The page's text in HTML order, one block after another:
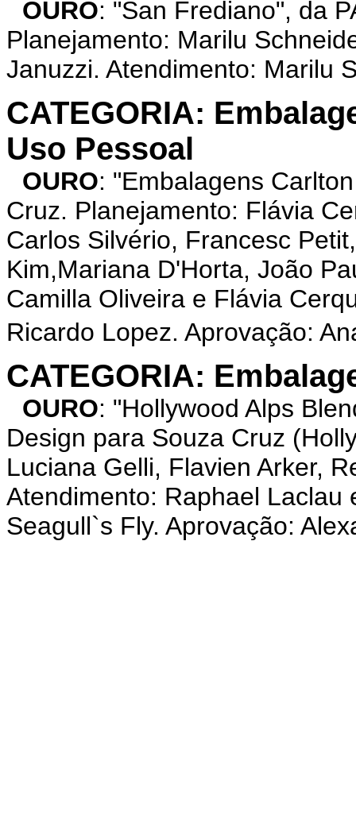
OURO: "San Frediano", da
Planejamento: Marilu
Januzzi. Atendimento: Marilu
CATEGORIA:
Uso Pessoal
OURO: "Embalagens
Cruz. Planejamento: Flávia
Carlos Silvério, Francesc
Kim,Mariana D'Horta, João
Camilla Oliveira e Flávia
Ricardo Lopez. Aprovação:
CATEGORIA:
OURO: "Hollywood Alps
Design para Souza Cruz
Luciana Gelli, Flavien Arker,
Atendimento: Raphael Laclau
Seagull`s Fly. Aprovação: